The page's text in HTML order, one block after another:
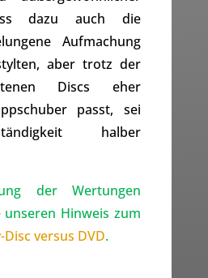
dazu auch die
Aufmachung
aber trotz der
Discs eher
passt, sei
halber
der Wertungen
unseren Hinweis zum
Disc versus DVD.